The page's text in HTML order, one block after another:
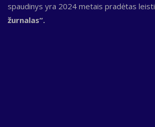
spaudinys yra 2024 metais pradėtas leisti
žurnalas“.